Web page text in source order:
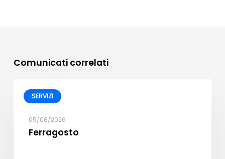
Comunicati correlati
SERVIZI
05/08/2026
Ferragosto